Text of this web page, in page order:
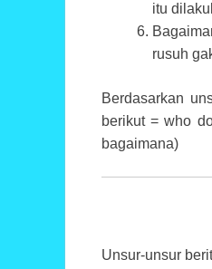
itu
rusuh
Berdasarkan
berikut = who
bagaimana)
Unsur-unsur